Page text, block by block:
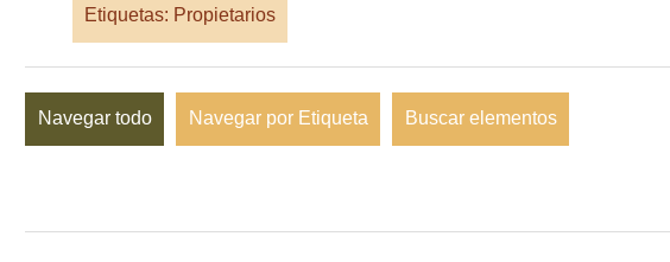
Etiquetas: Propietarios
Navegar todo Navegar por Etiqueta Buscar elementos